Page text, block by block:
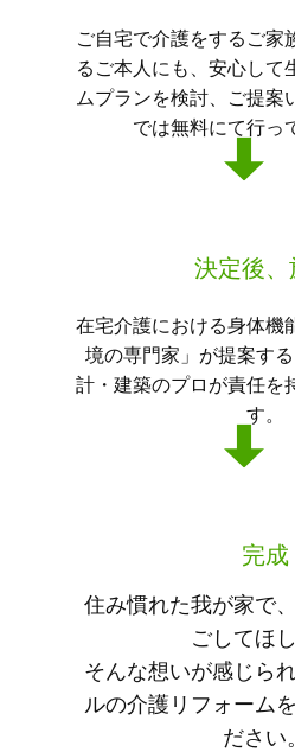
ご自宅で介護をするご家
るご本人にも、安心して
ムプランを検討、ご提案
では無料にて行っ
決定後、
在宅介護における身体機
境の専門家」が提案す
計・建築のプロが責任を
す。
完成
住み慣れた我が家で
ごしてほし
そんな想いが感じら
ルの介護リフォーム
ださい。